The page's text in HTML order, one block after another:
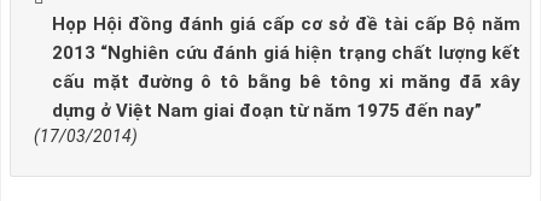
Họp Hội đồng đánh giá cấp cơ sở đề tài cấp Bộ năm
2013 “Nghiên cứu đánh giá hiện trạng chất lượng kết
cấu mặt đường ô tô bằng bê tông xi măng đã xây
dựng ở Việt Nam giai đoạn từ năm 1975 đến nay”
(17/03/2014)